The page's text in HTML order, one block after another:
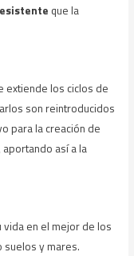
que la
extiende los ciclos de
son reintroducidos
para la creación de
así a la
en el mejor de los
suelos y mares.